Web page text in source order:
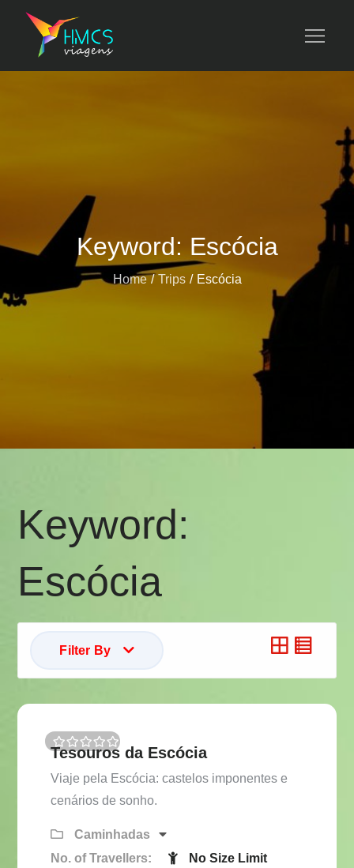
content
Keyword: Escócia
Home Trips Escócia
Keyword:
Escócia
Filter By
0
u
t
o
5
Tesouros da Escócia
Viaje pela Escócia: castelos imponentes e
cenários de sonho.
Caminhadas
No. of Travellers:
No Size Limit